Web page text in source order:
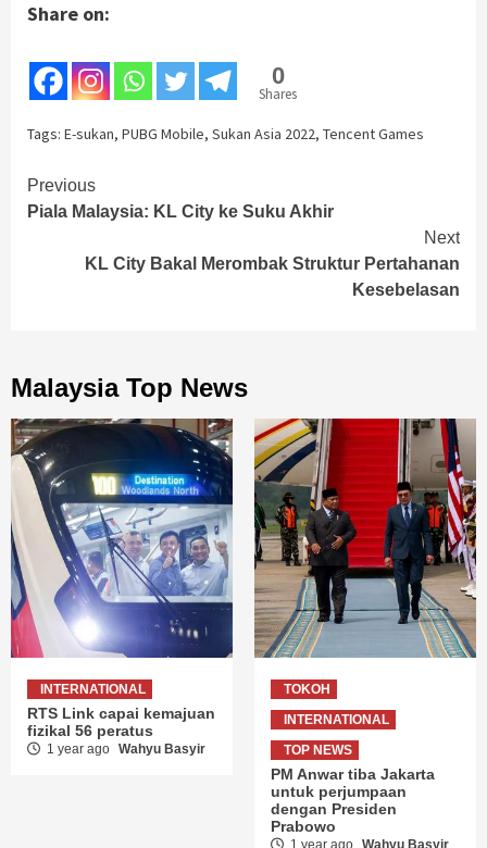
Share on:
0
Shares
Tags: E-sukan, PUBG Mobile, Sukan Asia 2022, Tencent Games
Continue
Reading
Previous
Piala Malaysia: KL City ke Suku Akhir
Next
KL City Bakal Merombak Struktur Pertahanan
Kesebelasan
Malaysia Top News
INTERNATIONAL
RTS Link capai kemajuan
fizikal 56 peratus
1 year ago Wahyu Basyir
TOKOH
INTERNATIONAL
TOP NEWS
PM Anwar tiba Jakarta
untuk perjumpaan
dengan Presiden
Prabowo